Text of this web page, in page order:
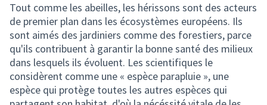
Tout comme les abeilles, les hérissons sont des acteurs
de premier plan dans les écosystèmes européens. Ils
sont aimés des jardiniers comme des forestiers, parce
qu'ils contribuent à garantir la bonne santé des milieux
dans lesquels ils évoluent. Les scientifiques le
considèrent comme une « espèce parapluie », une
espèce qui protège toutes les autres espèces qui